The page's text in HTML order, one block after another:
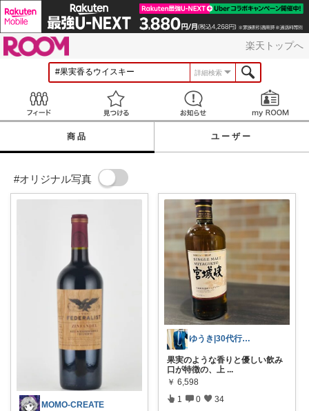
楽天トップへ
詳細検索
見つける お知らせ
商品 ユーザー
#オリジナル写真
MOMO-CREATE
ゆうき|30代行政書士7daysセレクト
果実のような香りと優しい飲み
口が特徴の、上 ...
￥ 6,598
1 0 34